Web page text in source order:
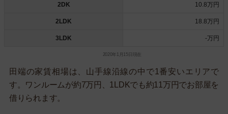
2DK 10.8万円
2LDK 18.8万円
3LDK -万円
2020年1月15日現在
田端の家賃相場は、山手線沿線の中で1番安いエリアで
す。ワンルームが約7万円、1LDKでも約11万円でお部屋を
借りられます。